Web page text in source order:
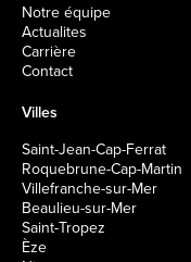
Notre équipe
Actualites
Carrière
Contact
Villes
Saint-Jean-Cap-Ferrat
Roquebrune-Cap-Martin
Villefranche-sur-Mer
Beaulieu-sur-Mer
Saint-Tropez
Èze